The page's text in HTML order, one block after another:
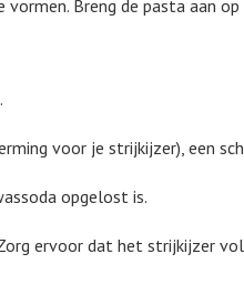
Breng de pasta aan
voor je strijkijzer), een
opgelost is.
ervoor dat het strijkijzer